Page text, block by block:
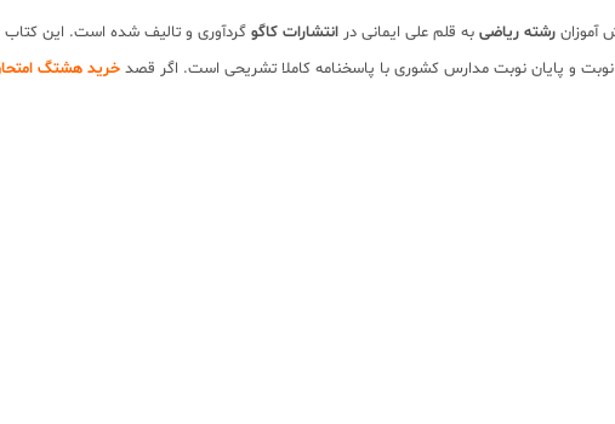
آموزان رشته ریاضی به قلم علی ایمانی در انتشارات کاگو گردآوری و تالیف شده است. این
و پایان نوبت مدارس کشوری با پاسخنامه کاملا تشریحی است. اگر قصد خرید هشتگ